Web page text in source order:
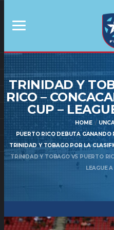
TRINIDAD Y
RICO –
CUP –
HOME
PUERTO RICO DEBUTA GANANDO
TRINIDAD Y TOBAGO POR LA
TRINIDAD Y TOBAGO VS PUERTO
LEAGUE